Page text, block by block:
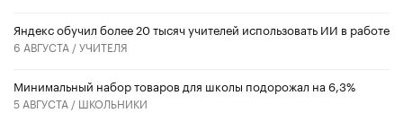
​Яндекс обучил более 20 тысяч учителей использовать ИИ в работе
6 АВГУСТА /УЧИТЕЛЯ
Минимальный набор товаров для школы подорожал на 6,3%
5 АВГУСТА / ШКОЛЬНИКИ